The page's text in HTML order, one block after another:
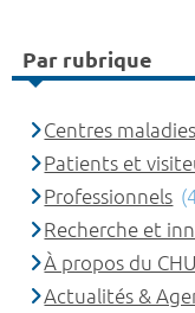
Par rubrique
Centres
Patients et
Professionnels
Recherche et
À propos du CHU
Actualités &